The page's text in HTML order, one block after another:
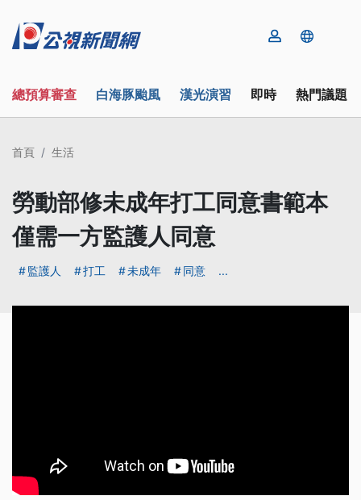
總預算審查 白海豚颱風 漢光演習 即時 熱門議題
首頁 生活
勞動部修未成年打工同意書範本
僅需一方監護人同意
監護人 打工 未成年 同意 ...